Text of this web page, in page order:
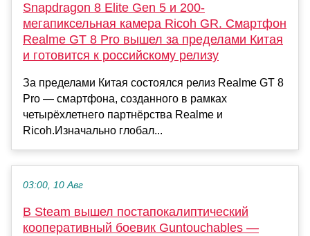
Snapdragon 8 Elite Gen 5 и 200-
мегапиксельная камера Ricoh GR. Смартфон
Realme GT 8 Pro вышел за пределами Китая
и готовится к российскому релизу
За пределами Китая состоялся релиз Realme GT 8
Pro — смартфона, созданного в рамках
четырёхлетнего партнёрства Realme и
Ricoh.Изначально глобал...
03:00, 10 Авг
В Steam вышел постапокалиптический
кооперативный боевик Guntouchables —